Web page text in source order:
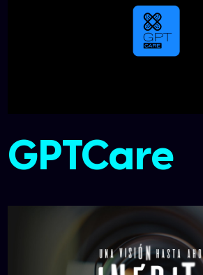
GPTCare